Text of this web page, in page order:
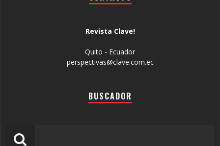
Revista Clave!
Quito - Ecuador
perspectivas@clave.com.ec
BUSCADOR